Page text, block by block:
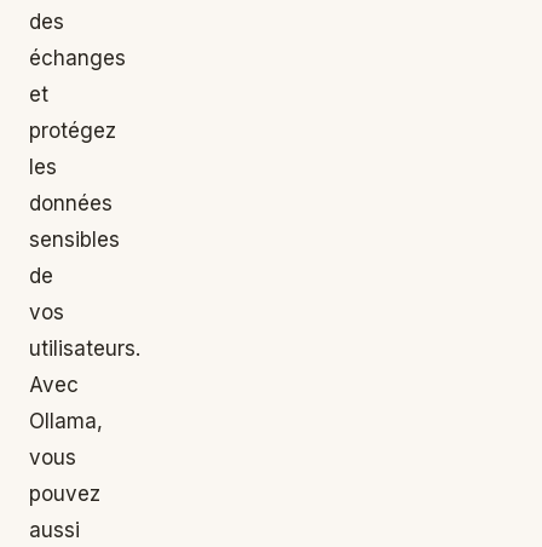
des
échanges
et
protégez
les
données
sensibles
de
vos
utilisateurs.
Avec
Ollama,
vous
pouvez
aussi